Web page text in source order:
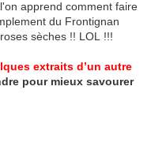
apprend comment faire
du Frontignan
sèches !! LOL !!!
extraits d’un autre
pour mieux savourer